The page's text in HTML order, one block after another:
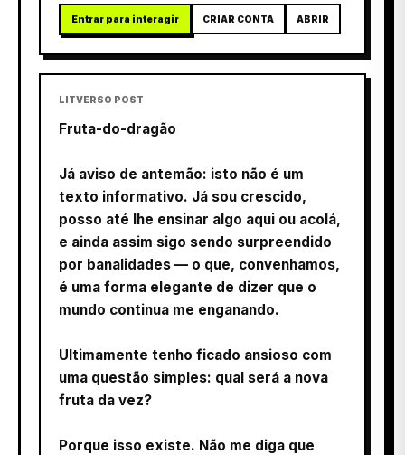
Entrar para interagir CRIAR CONTA ABRIR
LITVERSO POST
Fruta-do-dragão
Já aviso de antemão: isto não é um
texto informativo. Já sou crescido,
posso até lhe ensinar algo aqui ou acolá,
e ainda assim sigo sendo surpreendido
por banalidades — o que, convenhamos,
é uma forma elegante de dizer que o
mundo continua me enganando.
Ultimamente tenho ficado ansioso com
uma questão simples: qual será a nova
fruta da vez?
Porque isso existe. Não me diga que